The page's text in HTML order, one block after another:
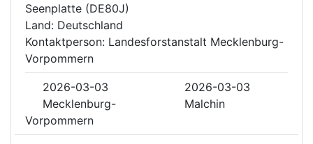
Seenplatte (DE80J)
Land: Deutschland
Kontaktperson: Landesforstanstalt Mecklenburg-
Vorpommern
2026-03-03
2026-03-03
Mecklenburg-
Vorpommern
Malchin